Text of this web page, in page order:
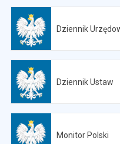
Dziennik
Dziennik Ustaw
Monitor Polski